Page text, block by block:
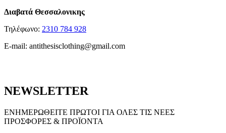
Διαβατά Θεσσαλονικης
Τηλέφωνο: 2310 784 928
E-mail: antithesisclothing@gmail.com
NEWSLETTER
ΕΝΗΜΕΡΩΘΕΙΤΕ ΠΡΩΤΟΙ ΓΙΑ ΟΛΕΣ ΤΙΣ ΝΕΕΣ
ΠΡΟΣΦΟΡΕΣ & ΠΡΟΪΟΝΤΑ